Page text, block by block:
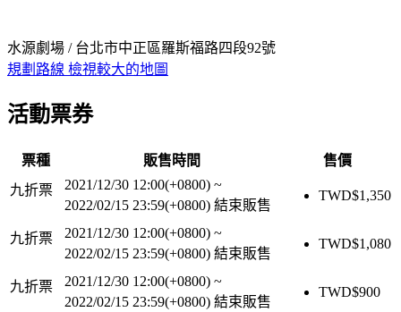
水源劇場 / 台北市中正區羅斯福路四段92號
規劃路線 檢視較大的地圖
活動票券
票種 販售時間
售價
九折票
2021/12/30 12:00(+0800) ~
2022/02/15 23:59(+0800) 結束販售
TWD$1,350
九折票 2021/12/30 12:00(+0800) ~
2022/02/15 23:59(+0800) 結束販售
TWD$1,080
九折票 2021/12/30 12:00(+0800) ~
2022/02/15 23:59(+0800) 結束販售
TWD$900